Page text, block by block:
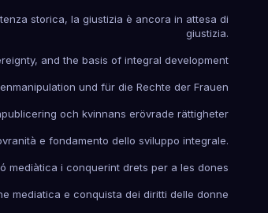
storica, la giustizia è ancora in attesa di
giustizia.
and the basis of integral development
und für die Rechte der Frauen
och kvinnans erövrade rättigheter
e fondamento dello sviluppo integrale.
mediàtica i conquerint drets per a les dones
mediatica e conquista dei diritti delle donne